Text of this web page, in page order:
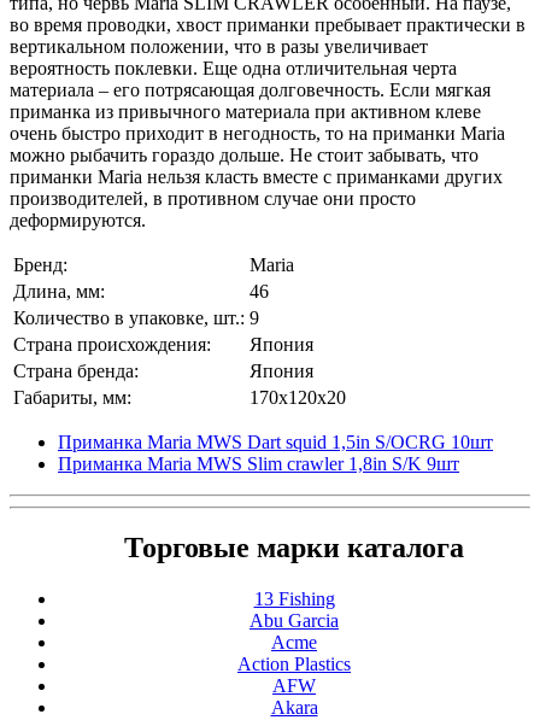
во время проводки, хвост приманки пребывает практически в
вертикальном положении, что в разы увеличивает
вероятность поклевки. Еще одна отличительная черта
материала – его потрясающая долговечность. Если мягкая
приманка из привычного материала при активном клеве
очень быстро приходит в негодность, то на приманки Maria
можно рыбачить гораздо дольше. Не стоит забывать, что
приманки Maria нельзя класть вместе с приманками других
производителей, в противном случае они просто
деформируются.
Бренд:
Maria
Длина, мм:
46
Количество в упаковке, шт.: 9
Страна происхождения:
Япония
Страна бренда:
Япония
Габариты, мм:
170x120x20
Приманка Maria MWS Dart squid 1,5in S/OCRG 10шт
Приманка Maria MWS Slim crawler 1,8in S/K 9шт
Торговые марки каталога
13 Fishing
Abu Garcia
Acme
Action Plastics
AFW
Akara